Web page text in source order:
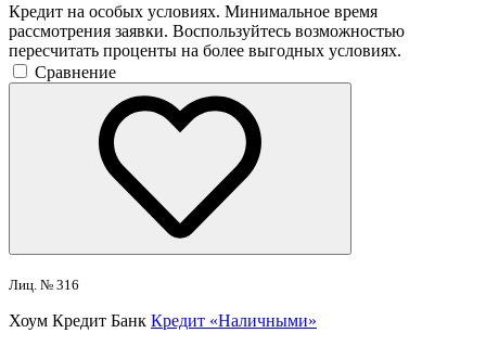
Кредит на особых условиях. Минимальное время
рассмотрения заявки. Воспользуйтесь возможностью
пересчитать проценты на более выгодных условиях.
Сравнение
Лиц. № 316
Хоум Кредит Банк Кредит «Наличными»